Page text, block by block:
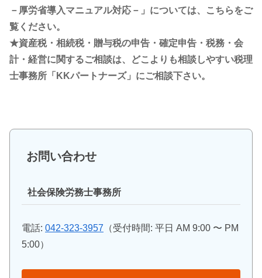
－厚労省導入マニュアル対応－」については、こちらをご
覧ください。
★資産税・相続税・贈与税の申告・確定申告・税務・会
計・経営に関するご相談は、どこよりも相談しやすい税理
士事務所「KKパートナーズ」にご相談下さい。
お問い合わせ
社会保険労務士事務所
電話: 042-323-3957 （受付時間: 平日 AM 9:00 〜 PM
5:00）